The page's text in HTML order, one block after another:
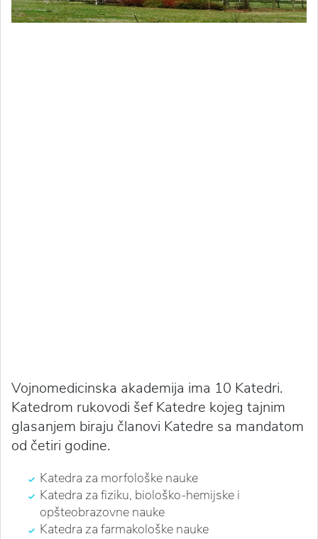
Vojnomedicinska akademija ima 10 Katedri.
Katedrom rukovodi šef Katedre kojeg tajnim
glasanjem biraju članovi Katedre sa mandatom
od četiri godine.
Katedra za morfološke nauke
Katedra za fiziku, biološko-hemijske i
opšteobrazovne nauke
Katedra za farmakološke nauke